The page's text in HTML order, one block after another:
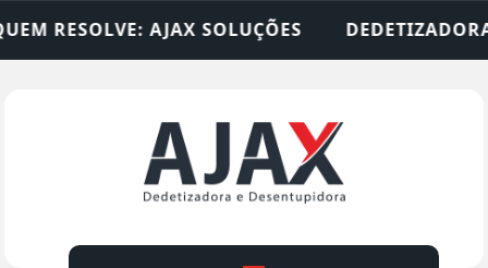
DEDETIZADORA • DESENTUPIDORA •